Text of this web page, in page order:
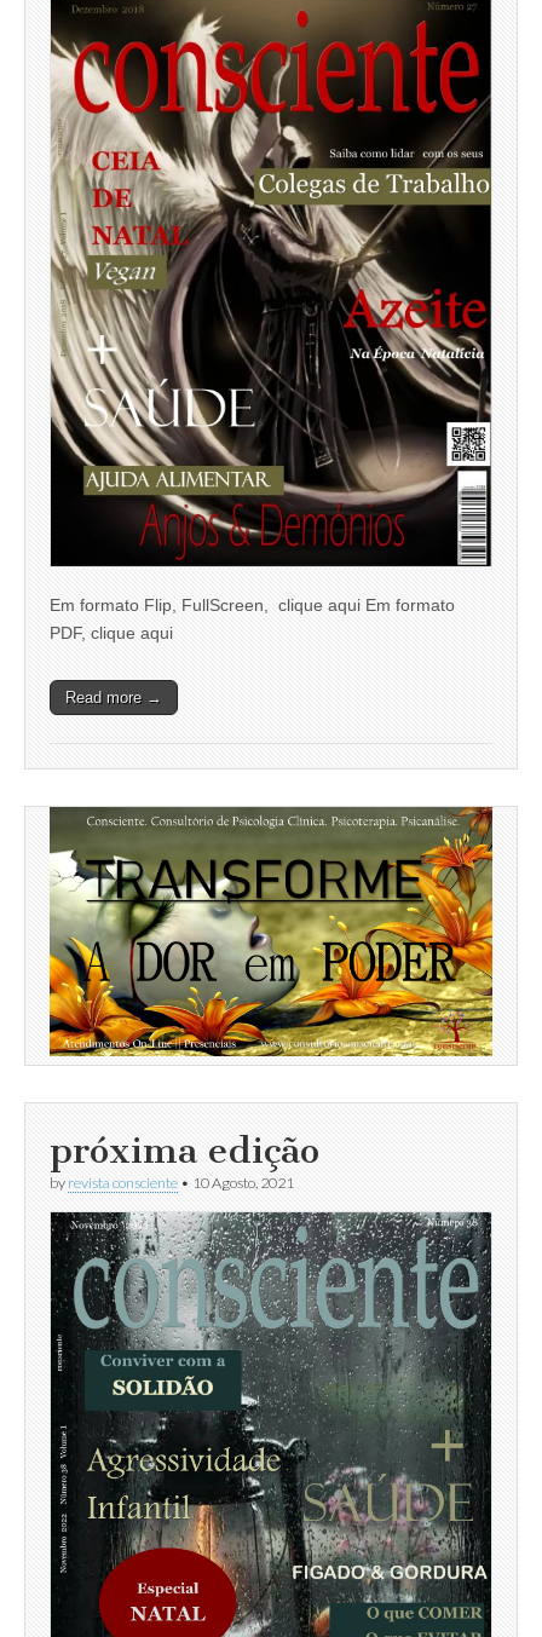
Em formato Flip, FullScreen, clique aqui Em formato
PDF, clique aqui
Read more →
próxima edição
by revista consciente • 10 Agosto, 2021